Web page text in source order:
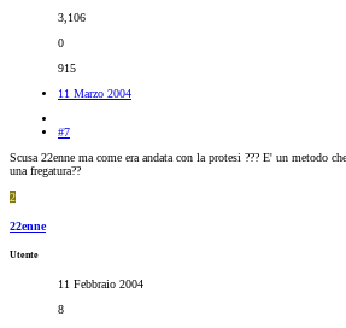
3,106
0
915
11 Marzo 2004
#7
Scusa 22enne ma come era andata con la protesi ??? E' un metodo
una fregatura??
2
22enne
Utente
11 Febbraio 2004
8